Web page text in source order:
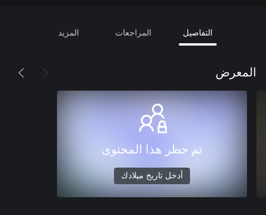
التفاصيل المراجعات المزيد
المعرض
تم حظر هذا المحتوى
أدخل تاريخ ميلادك